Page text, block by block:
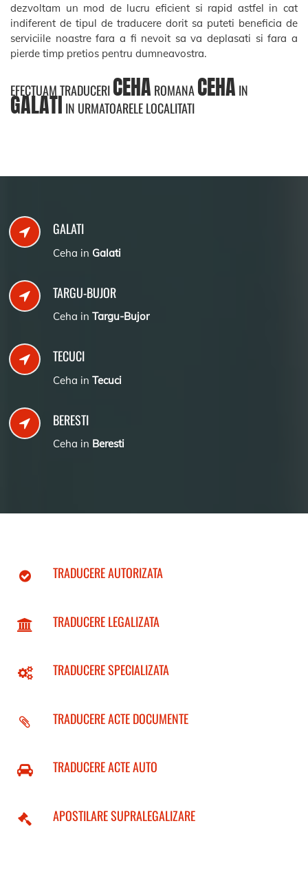
dezvoltam un mod de lucru eficient si rapid astfel in cat
indiferent de tipul de traducere dorit sa puteti beneficia de
serviciile noastre fara a fi nevoit sa va deplasati si fara a
pierde timp pretios pentru dumneavostra.
EFECTUAM TRADUCERICEHA ROMANACEHA IN
GALATIIN URMATOARELE LOCALITATI
GALATI
Ceha in Galati
TARGU-BUJOR
Ceha in Targu-Bujor
TECUCI
Ceha in Tecuci
BERESTI
Ceha in Beresti
TRADUCERE AUTORIZATA
TRADUCERE LEGALIZATA
TRADUCERE SPECIALIZATA
TRADUCERE ACTE DOCUMENTE
TRADUCERE ACTE AUTO
APOSTILARE SUPRALEGALIZARE